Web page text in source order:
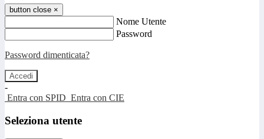
button close ×
Nome Utente
Password
Password dimenticata?
-
Entra con SPID Entra con CIE
Seleziona utente